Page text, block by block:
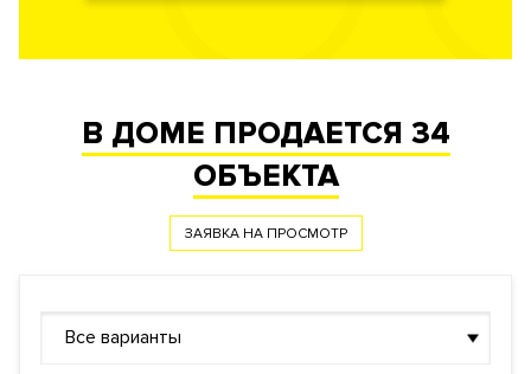
В ДОМЕ ПРОДАЕТСЯ 34
ОБЪЕКТА
ЗАЯВКА НА ПРОСМОТР
Все варианты